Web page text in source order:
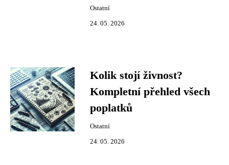
Ostatní
24. 05. 2026
Kolik stojí živnost?
Kompletní přehled všech
poplatků
Ostatní
24. 05. 2026